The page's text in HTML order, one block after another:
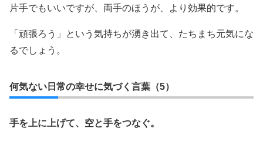
片手でもいいですが、両手のほうが、より効果的です。
「頑張ろう」という気持ちが湧き出て、たちまち元気にな
るでしょう。
何気ない日常の幸せに気づく言葉（5）
手を上に上げて、空と手をつなぐ。